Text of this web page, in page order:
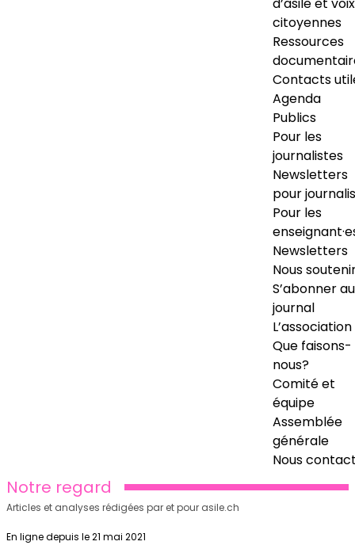
citoyennes
Ressources
Contacts
Agenda
Publics
Pour les
journalistes
Newsletters
pour
Pour les
Newsletters
Nous
S’abonner au
journal
L’association
Que faisons-
nous?
Comité et
équipe
Assemblée
générale
Nous
Notre regard
Articles et analyses rédigées par et pour asile.ch
En ligne depuis le 21 mai 2021